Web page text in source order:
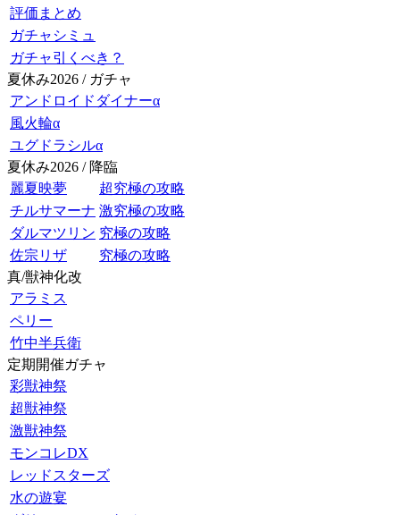
評価まとめ
ガチャシミュ
ガチャ引くべき？
夏休み2026 / ガチャ
アンドロイドダイナーα
風火輪α
ユグドラシルα
夏休み2026 / 降臨
麗夏映夢
超究極の攻略
チルサマーナ 激究極の攻略
ダルマツリン 究極の攻略
佐宗リザ
究極の攻略
真/獣神化改
アラミス
ペリー
竹中半兵衛
定期開催ガチャ
彩獣神祭
超獣神祭
激獣神祭
モンコレDX
レッドスターズ
水の遊宴